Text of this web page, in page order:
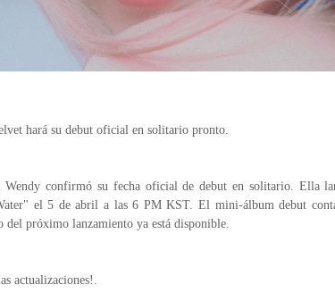
hará su debut oficial en solitario pronto.
confirmó su fecha oficial de debut en solitario.
Ella
el 5 de abril a las 6 PM KST. El mini-álbum debut
del próximo lanzamiento ya está disponible.
actualizaciones!.